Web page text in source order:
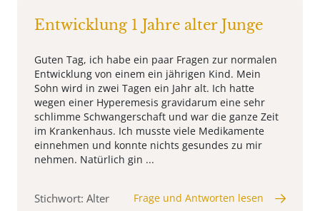
Entwicklung 1 Jahre alter Junge
Guten Tag, ich habe ein paar Fragen zur normalen
Entwicklung von einem ein jährigen Kind. Mein
Sohn wird in zwei Tagen ein Jahr alt. Ich hatte
wegen einer Hyperemesis gravidarum eine sehr
schlimme Schwangerschaft und war die ganze Zeit
im Krankenhaus. Ich musste viele Medikamente
einnehmen und konnte nichts gesundes zu mir
nehmen. Natürlich gin ...
Stichwort: Alter Frage und Antworten lesen